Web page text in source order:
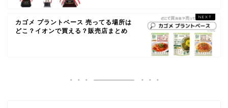
カゴメ プラントベース 売ってる場所は
どこ？イオンで買える？販売店まとめ